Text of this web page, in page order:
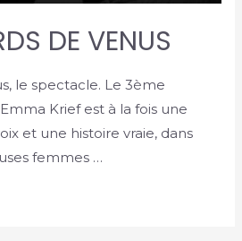
DE VENUS
le spectacle. Le 3ème
Krief est à la fois une
et une histoire vraie, dans
femmes …